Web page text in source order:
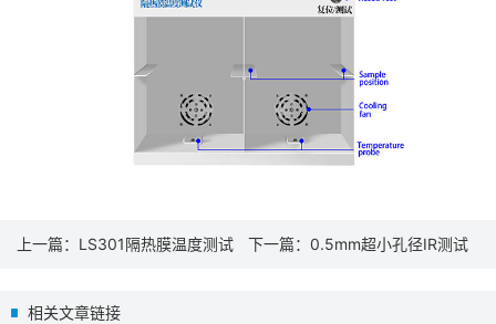
上一篇： LS301隔热膜温度测试 下一篇： 0.5mm超小孔径IR测试
相关文章链接